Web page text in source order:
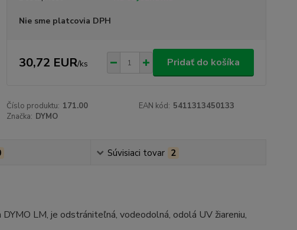
Nie sme platcovia DPH
30,72 EUR/ks Pridať do košíka
Číslo produktu: 171.00 EAN kód: 5411313450133
Značka: DYMO
Súvisiaci tovar 2
LM, je odstrániteľná, vodeodolná, odolá UV žiareniu,